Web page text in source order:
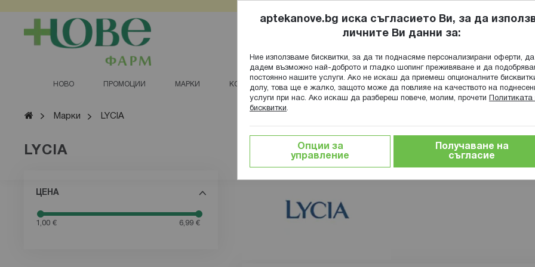
Прескачане
съдържанието
Търсене
ПОПИТАЙ
НОВО ПРОМОЦИИ МАРКИ КОЗМЕТИКА ГРИЖА ЗА МАЙКАТА И ДЕТЕТО ХРАНИТЕЛНИ ДОБАВКИ
Начало
Марки LYCIA
LYCIA
ЦЕНА
1,00 € 6,99 €
aptekanove.bg иска съгласието Ви, за да
личните Ви данни за:
Ние използваме бисквитки, за да ти поднасяме персонализирани оферти, да
дадем възможно най-доброто и гладко шопинг преживяване и да
постоянно нашите услуги. Ако не искаш да приемеш опционалните
долу, това ще е жалко, защото може да повлияе на качеството на
услуги при нас. Ако искаш да разбереш повече, молим, прочети
Политиката
бисквитки.
Опции за
управление
Получаване на
съгласие